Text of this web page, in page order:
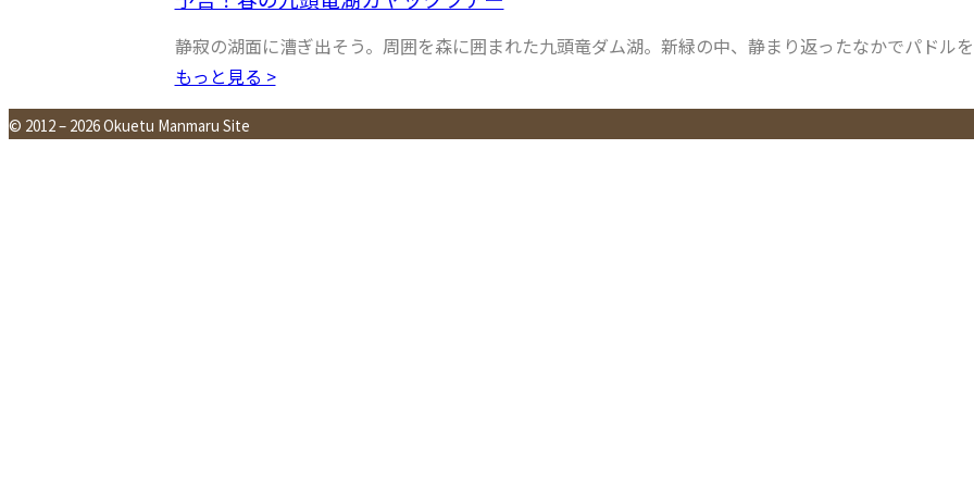
静寂の湖面に漕ぎ出そう。周囲を森に囲まれた九頭竜ダム湖。新緑の中、静まり返ったなかでパドル
もっと見る >
© 2012 – 2026 Okuetu Manmaru Site